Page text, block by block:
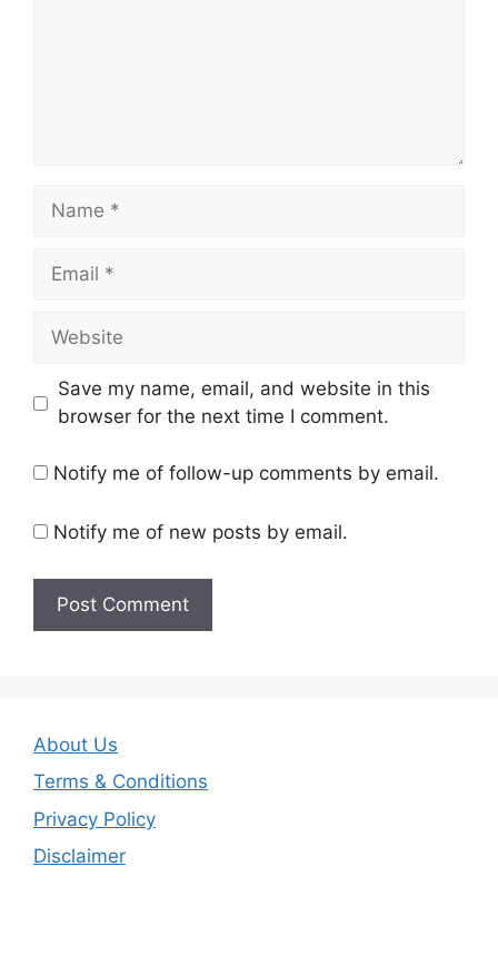
Name
Email
Website
Save my name, email, and website in this
browser for the next time I comment.
Notify me of follow-up comments by email.
Notify me of new posts by email.
About Us
Terms & Conditions
Privacy Policy
Disclaimer